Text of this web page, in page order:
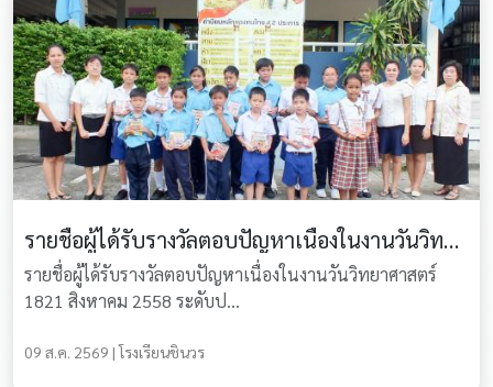
รายชื่อผู้ได้รับรางวัลตอบปัญหาเนื่องในงานวันวิทยาศาสตร์ 18-21 สิงหาคม 2558
รายชื่อผู้ได้รับรางวัลตอบปัญหาเนื่องในงานวันวิทยาศาสตร์
1821 สิงหาคม 2558 ระดับป...
09 ส.ค. 2569 | โรงเรียนชินวร